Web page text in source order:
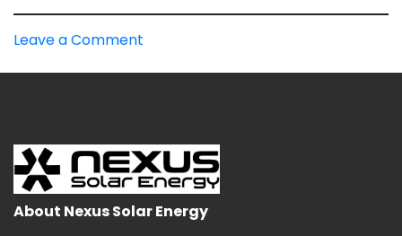
Leave a Comment
क्या
है,
यह
कैसे
About Nexus Solar Energy